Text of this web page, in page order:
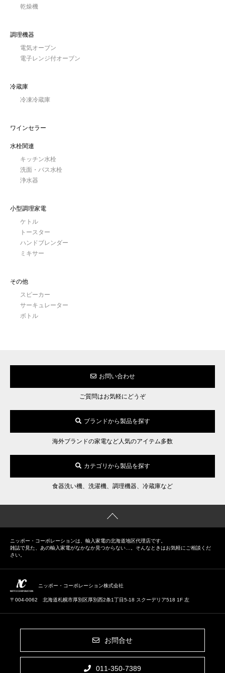
乾燥機
調理機器
電気オーブン
電子レンジ付オーブン
冷蔵庫
冷凍冷蔵庫
ワインセラー
水栓関連
キッチン水栓
洗面・バス水栓
浄水器
小型調理家電
ケトル
トースター
ハンドブレンダー
ミキサー
その他
スピーカー
サーキュレーター
ボトル
お問い合わせ
ご質問はお気軽にどうぞ
ブランドから製品を探す
海外ブランドの家電など人気のアイテム多数
カテゴリから製品を探す
食器洗い機、洗濯機、調理機器、冷蔵庫など
ニッポー・コーポレーションは、輸入家電の北海道地区代理店です。
雑誌で見た、あの輸入家電がなかなか見つからない…。そんなときはお気軽にご相談くだ
さい。
ニッポー・コーポレーション株式会社
〒004-0062 北海道札幌市厚別区厚別西2条1丁目5-18 スクーデリア518 1F 左
お問合せ
011-350-7389